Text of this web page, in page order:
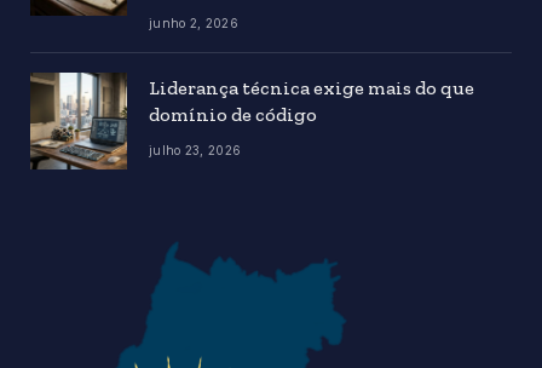
junho 2, 2026
Liderança técnica exige mais do que
domínio de código
julho 23, 2026